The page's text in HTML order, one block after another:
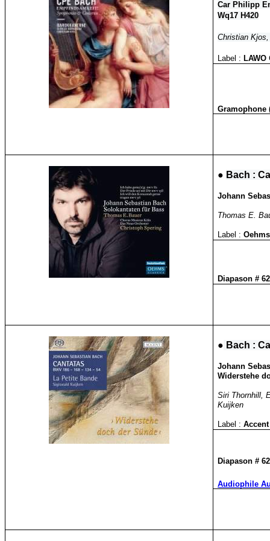
Car Philipp
Wq17 H420
Christian
Label : LAWO
Gramophone
● Bach :
Johann
Thomas E.
Label :
Diapason #
● Bach :
Johann
Widerstehe
Siri Thornhill,
Kuijken
Label :
Diapason #
Audiophile